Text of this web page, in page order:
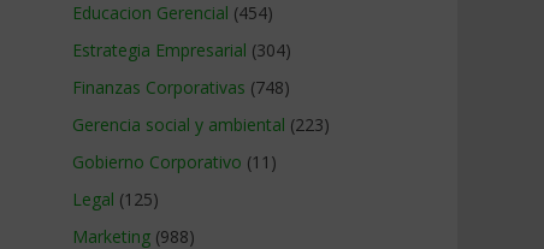
Educacion Gerencial (454)
Estrategia Empresarial (304)
Finanzas Corporativas (748)
Gerencia social y ambiental (223)
Gobierno Corporativo (11)
Legal (125)
Marketing (988)